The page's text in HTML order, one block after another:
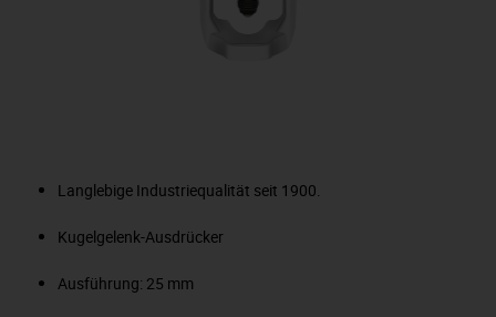
Langlebige Industriequalität seit 1900.
Kugelgelenk-Ausdrücker
Ausführung: 25 mm